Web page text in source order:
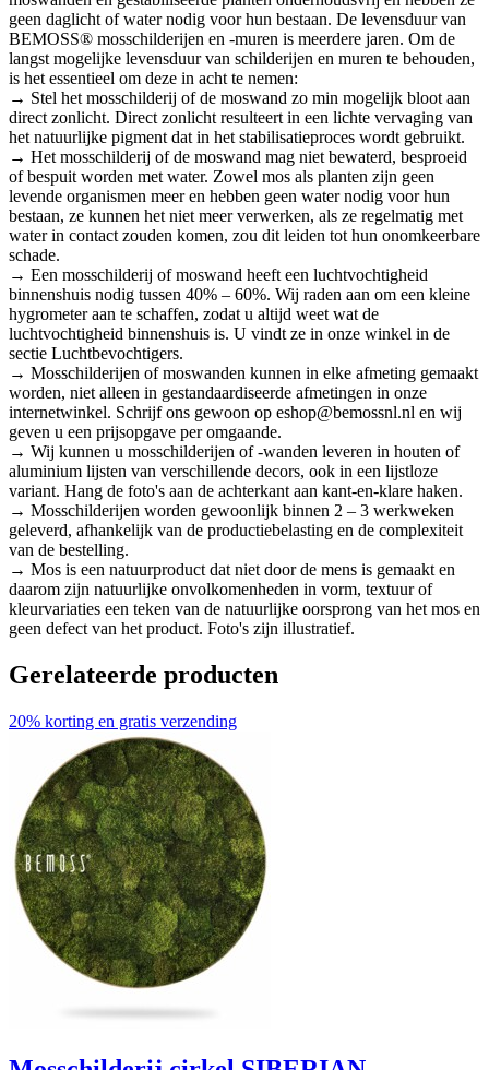
geen daglicht of water nodig voor hun bestaan. De levensduur van
BEMOSS® mosschilderijen en -muren is meerdere jaren. Om de
langst mogelijke levensduur van schilderijen en muren te behouden,
is het essentieel om deze in acht te nemen:
→ Stel het mosschilderij of de moswand zo min mogelijk bloot aan
direct zonlicht. Direct zonlicht resulteert in een lichte vervaging van
het natuurlijke pigment dat in het stabilisatieproces wordt gebruikt.
→ Het mosschilderij of de moswand mag niet bewaterd, besproeid
of bespuit worden met water. Zowel mos als planten zijn geen
levende organismen meer en hebben geen water nodig voor hun
bestaan, ze kunnen het niet meer verwerken, als ze regelmatig met
water in contact zouden komen, zou dit leiden tot hun onomkeerbare
schade.
→ Een mosschilderij of moswand heeft een luchtvochtigheid
binnenshuis nodig tussen 40% – 60%. Wij raden aan om een kleine
hygrometer aan te schaffen, zodat u altijd weet wat de
luchtvochtigheid binnenshuis is. U vindt ze in onze winkel in de
sectie Luchtbevochtigers.
→ Mosschilderijen of moswanden kunnen in elke afmeting gemaakt
worden, niet alleen in gestandaardiseerde afmetingen in onze
internetwinkel. Schrijf ons gewoon op eshop@bemossnl.nl en wij
geven u een prijsopgave per omgaande.
→ Wij kunnen u mosschilderijen of -wanden leveren in houten of
aluminium lijsten van verschillende decors, ook in een lijstloze
variant. Hang de foto's aan de achterkant aan kant-en-klare haken.
→ Mosschilderijen worden gewoonlijk binnen 2 – 3 werkweken
geleverd, afhankelijk van de productiebelasting en de complexiteit
van de bestelling.
→ Mos is een natuurproduct dat niet door de mens is gemaakt en
daarom zijn natuurlijke onvolkomenheden in vorm, textuur of
kleurvariaties een teken van de natuurlijke oorsprong van het mos en
geen defect van het product. Foto's zijn illustratief.
Gerelateerde producten
20% korting en gratis verzending